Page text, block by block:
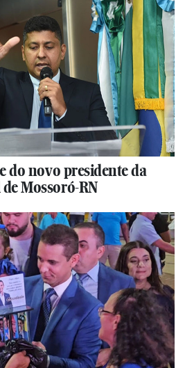
do novo presidente da
Mossoró-RN